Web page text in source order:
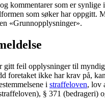
kommentarer som er synlige
som søker har oppgitt.
«Grunnopplysninger».
gitt feil opplysninger til
foretaket ikke har krav på,
i straffeloven, lov
§ 371 (bedrageri)